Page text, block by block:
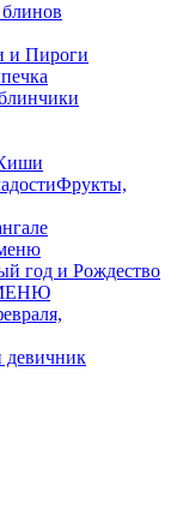
и Пироги
Фрукты,
год и Рождество
девичник